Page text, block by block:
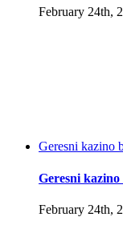
February 24th,
Geresni kazino
Geresni
February 24th,